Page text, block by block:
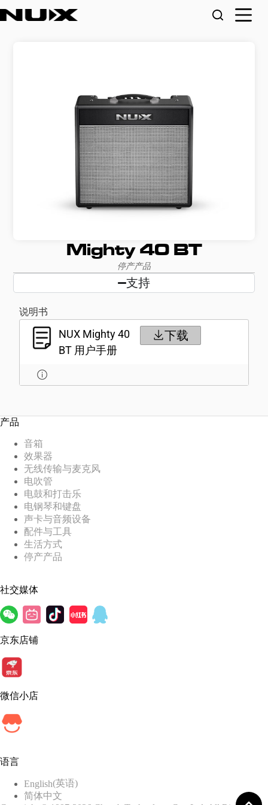
Mighty 40 BT
停产产品
支持
说明书
NUX Mighty 40
BT 用户手册
下载
产品
音箱
效果器
无线传输与麦克风
电吹管
电鼓和打击乐
电钢琴和键盘
声卡与音频设备
配件与工具
生活方式
停产产品
社交媒体
京东店铺
微信小店
语言
English(英语)
简体中文